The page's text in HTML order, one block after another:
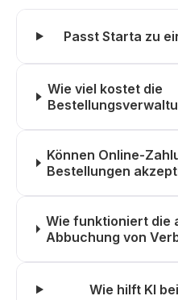
Passt Starta zu
Wie viel kostet die
Können Online-
Bestellungen
Wie funktioniert die
Abbuchung von
Wie hilft KI